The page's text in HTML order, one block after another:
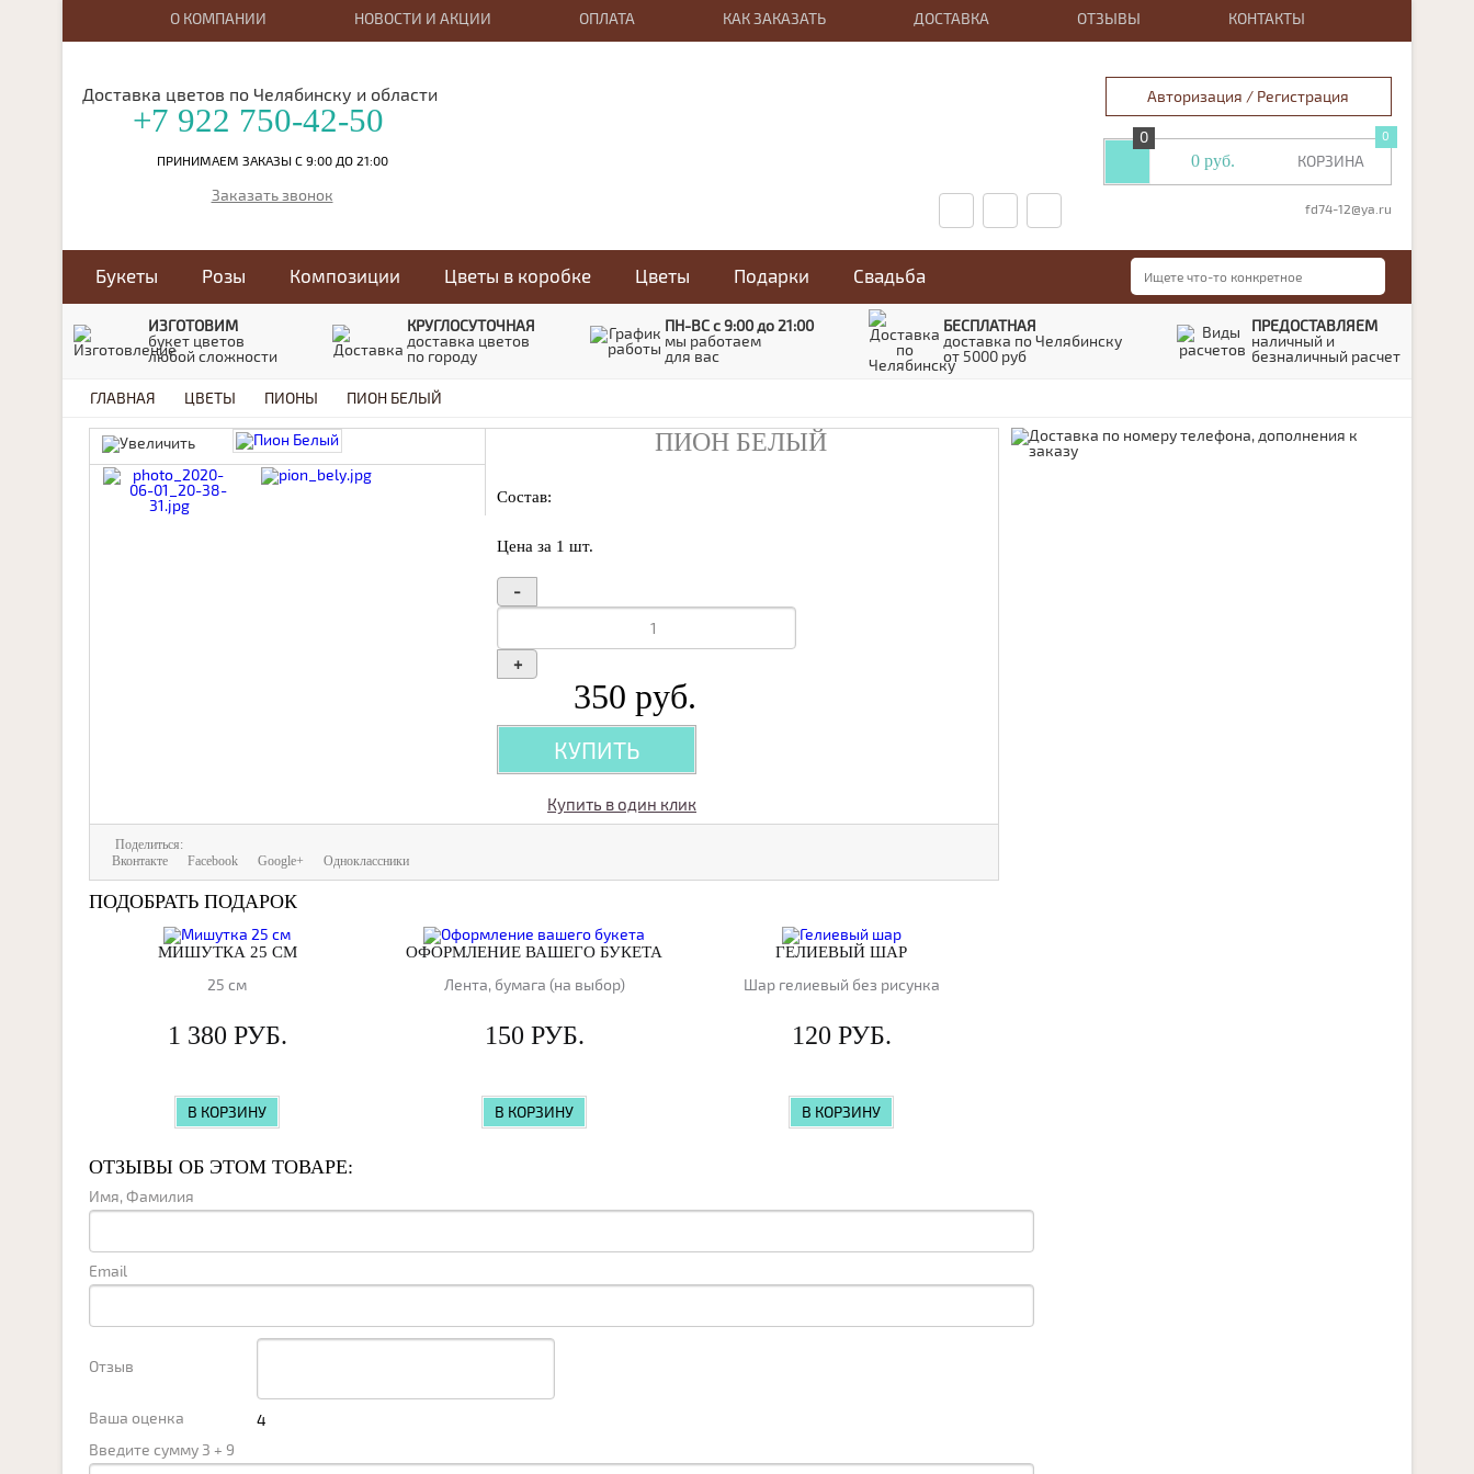
О КОМПАНИИ НОВОСТИ И АКЦИИ ОПЛАТА КАК ЗАКАЗАТЬ ДОСТАВКА ОТЗЫВЫ КОНТАКТЫ
Доставка цветов по Челябинску и области
+7 922 750-42-50
ПРИНИМАЕМ ЗАКАЗЫ С 9:00 ДО 21:00
Заказать звонок
Авторизация / Регистрация
0
0
0 руб. КОРЗИНА
fd74-12@ya.ru
Букеты Розы Композиции Цветы в коробке Цветы Подарки Свадьба
ИЗГОТОВИМ
букет цветов
любой сложности
КРУГЛОСУТОЧНАЯ
доставка цветов
по городу
ПН-ВС с 9:00 до 21:00
мы работаем
для вас
БЕСПЛАТНАЯ
доставка по Челябинску
от 5000 руб
ПРЕДОСТАВЛЯЕМ
наличный и
безналичный расчет
ГЛАВНАЯ ЦВЕТЫ ПИОНЫ ПИОН БЕЛЫЙ
ПИОН БЕЛЫЙ
Состав:
Цена за 1 шт.
-
+
350 руб.
КУПИТЬ
Купить в один клик
Поделиться:
Вконтакте
Facebook Google+ Одноклассники
ПОДОБРАТЬ ПОДАРОК
МИШУТКА 25 СМ
25 см
1 380 РУБ.
В КОРЗИНУ
ОФОРМЛЕНИЕ ВАШЕГО БУКЕТА
Лента, бумага (на выбор)
150 РУБ.
В КОРЗИНУ
ГЕЛИЕВЫЙ ШАР
Шар гелиевый без рисунка
120 РУБ.
В КОРЗИНУ
ОТЗЫВЫ ОБ ЭТОМ ТОВАРЕ:
Имя, Фамилия
Email
Отзыв
Ваша оценка
Введите сумму 3 + 9